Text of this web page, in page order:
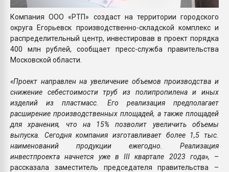
Компания ООО «РТП» создаст на территории городского
округа Егорьевск производственно-складской комплекс и
распределительный центр, инвестировав в проект порядка
400 млн рублей, сообщает пресс-служба правительства
Московской области.
«Проект направлен на увеличение объемов производства и
снижение себестоимости труб из полипропилена и иных
изделий из пластмасс. Его реализация предполагает
расширение производственных площадей, а также площадей
для хранения, что на 15% позволит увеличить объемы
выпуска. Сегодня компания изготавливает более 1,5 тыс.
наименований продукции ежегодно. Реализация
инвестпроекта начнется уже в III квартале 2023 года», –
рассказала заместитель председателя правительства –